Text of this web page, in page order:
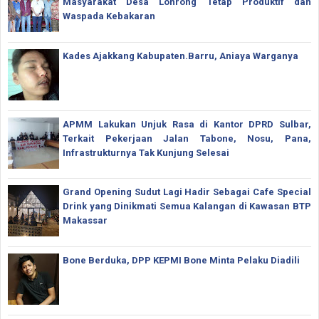
Waspada Kebakaran
Kades Ajakkang Kabupaten.Barru, Aniaya Warganya
APMM Lakukan Unjuk Rasa di Kantor DPRD Sulbar,
Terkait Pekerjaan Jalan Tabone, Nosu, Pana,
Infrastrukturnya Tak Kunjung Selesai
Grand Opening Sudut Lagi Hadir Sebagai Cafe Special
Drink yang Dinikmati Semua Kalangan di Kawasan BTP
Makassar
Bone Berduka, DPP KEPMI Bone Minta Pelaku Diadili